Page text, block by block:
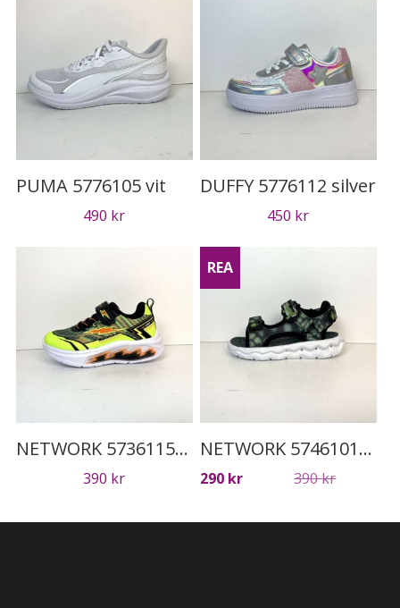
PUMA 5776105 vit
490 kr
DUFFY 5776112 silver
450 kr
NETWORK 5736115 grön
390 kr
REA
NETWORK 5746101 svart
390krDet
priset
290 kr
Det
priset